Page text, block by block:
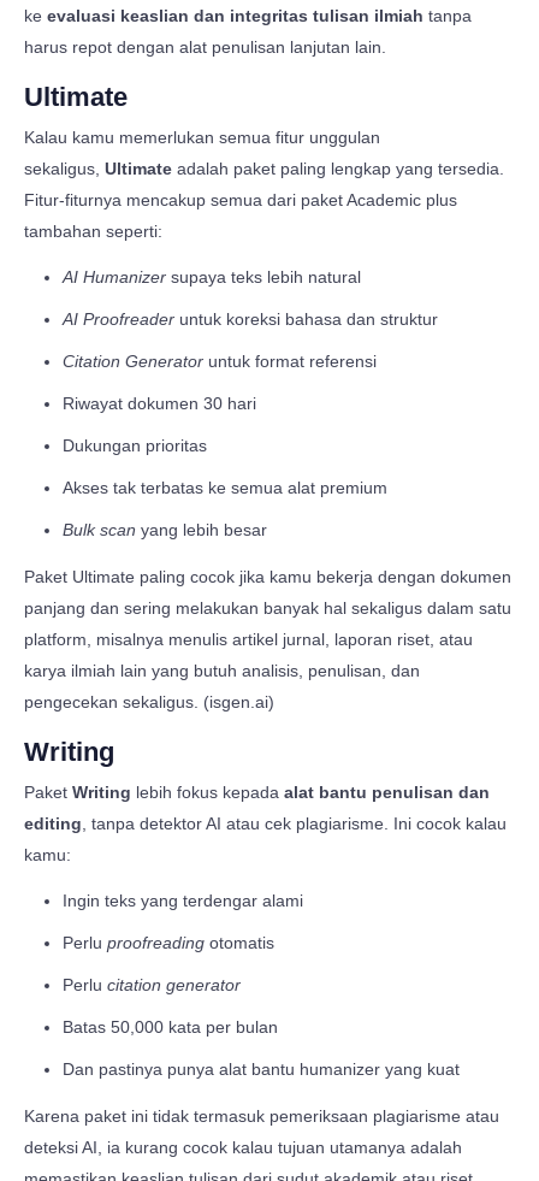
ke evaluasi keaslian dan integritas tulisan ilmiah tanpa
harus repot dengan alat penulisan lanjutan lain.
Ultimate
Kalau kamu memerlukan semua fitur unggulan
sekaligus, Ultimate adalah paket paling lengkap yang tersedia.
Fitur-fiturnya mencakup semua dari paket Academic plus
tambahan seperti:
AI Humanizer supaya teks lebih natural
AI Proofreader untuk koreksi bahasa dan struktur
Citation Generator untuk format referensi
Riwayat dokumen 30 hari
Dukungan prioritas
Akses tak terbatas ke semua alat premium
Bulk scan yang lebih besar
Paket Ultimate paling cocok jika kamu bekerja dengan dokumen
panjang dan sering melakukan banyak hal sekaligus dalam satu
platform, misalnya menulis artikel jurnal, laporan riset, atau
karya ilmiah lain yang butuh analisis, penulisan, dan
pengecekan sekaligus. (isgen.ai)
Writing
Paket Writing lebih fokus kepada alat bantu penulisan dan
editing, tanpa detektor AI atau cek plagiarisme. Ini cocok kalau
kamu:
Ingin teks yang terdengar alami
Perlu proofreading otomatis
Perlu citation generator
Batas 50,000 kata per bulan
Dan pastinya punya alat bantu humanizer yang kuat
Karena paket ini tidak termasuk pemeriksaan plagiarisme atau
deteksi AI, ia kurang cocok kalau tujuan utamanya adalah